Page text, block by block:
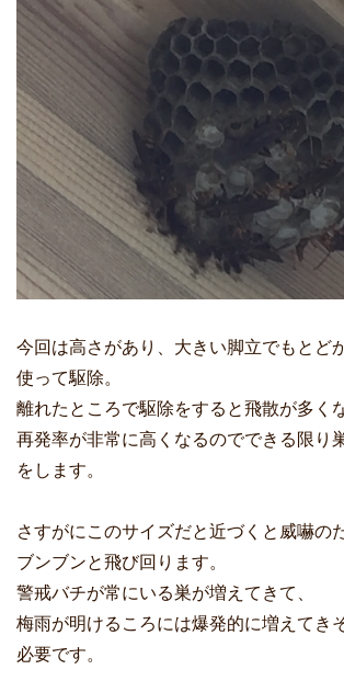
今回は高さがあり、大きい脚立でもとど
使って駆除。
離れたところで駆除をすると飛散が多く
再発率が非常に高くなるのでできる限り
をします。
さすがにこのサイズだと近づくと威嚇の
ブンブンと飛び回ります。
警戒バチが常にいる巣が増えてきて、
梅雨が明けるころには爆発的に増えてき
必要です。